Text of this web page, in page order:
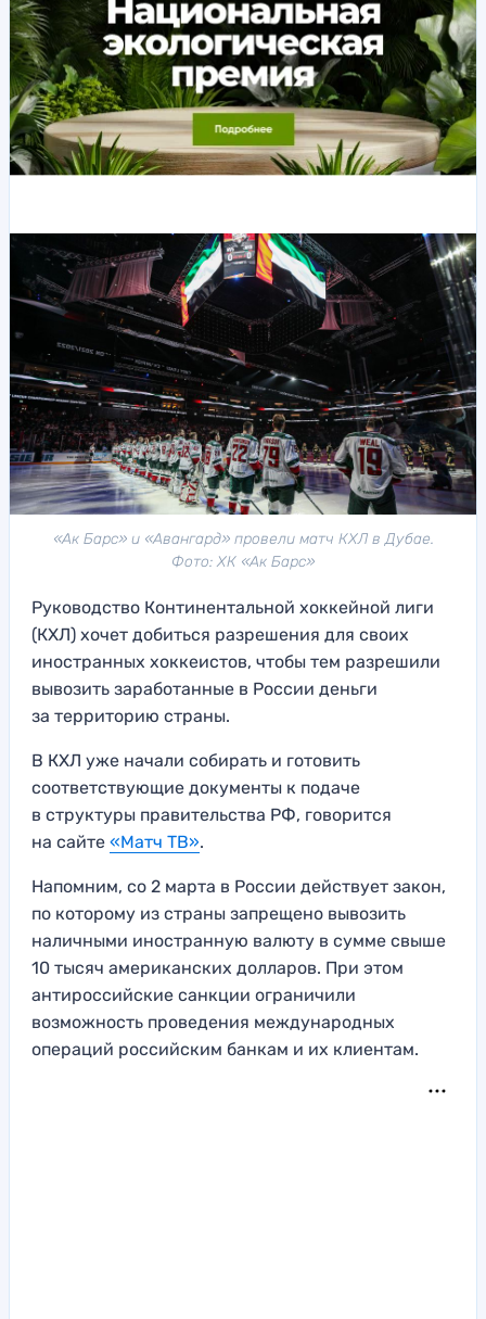
«Ак Барс» и «Авангард» провели матч КХЛ в Дубае.
Фото: ХК «Ак Барс»
Руководство Континентальной хоккейной лиги
(КХЛ) хочет добиться разрешения для своих
иностранных хоккеистов, чтобы тем разрешили
вывозить заработанные в России деньги
за территорию страны.
В КХЛ уже начали собирать и готовить
соответствующие документы к подаче
в структуры правительства РФ, говорится
на сайте «Матч ТВ».
Напомним, со 2 марта в России действует закон,
по которому из страны запрещено вывозить
наличными иностранную валюту в сумме свыше
10 тысяч американских долларов. При этом
антироссийские санкции ограничили
возможность проведения международных
операций российским банкам и их клиентам.